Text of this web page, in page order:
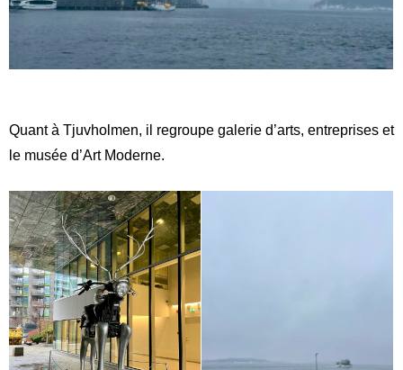
Quant à Tjuvholmen, il regroupe galerie d’arts, entreprises et
le musée d’Art Moderne.